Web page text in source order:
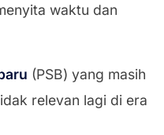
waktu dan
(PSB) yang masih
relevan lagi di era